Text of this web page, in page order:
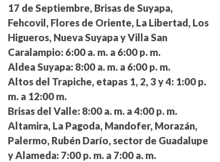
17 de Septiembre, Brisas de Suyapa,
Fehcovil, Flores de Oriente, La Libertad, Los
Higueros, Nueva Suyapa y Villa San
Caralampio: 6:00 a. m. a 6:00 p. m.
Aldea Suyapa: 8:00 a. m. a 6:00 p. m.
Altos del Trapiche, etapas 1, 2, 3 y 4: 1:00 p.
m. a 12:00 m.
Brisas del Valle: 8:00 a. m. a 4:00 p. m.
Altamira, La Pagoda, Mandofer, Morazán,
Palermo, Rubén Darío, sector de Guadalupe
y Alameda: 7:00 p. m. a 7:00 a. m.